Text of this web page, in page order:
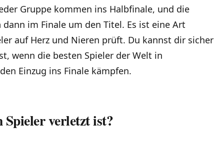
Gruppe kommen ins Halbfinale, und die
im Finale um den Titel. Es ist eine Art
auf Herz und Nieren prüft. Du kannst dir sicher
wenn die besten Spieler der Welt in
Einzug ins Finale kämpfen.
Spieler verletzt ist?